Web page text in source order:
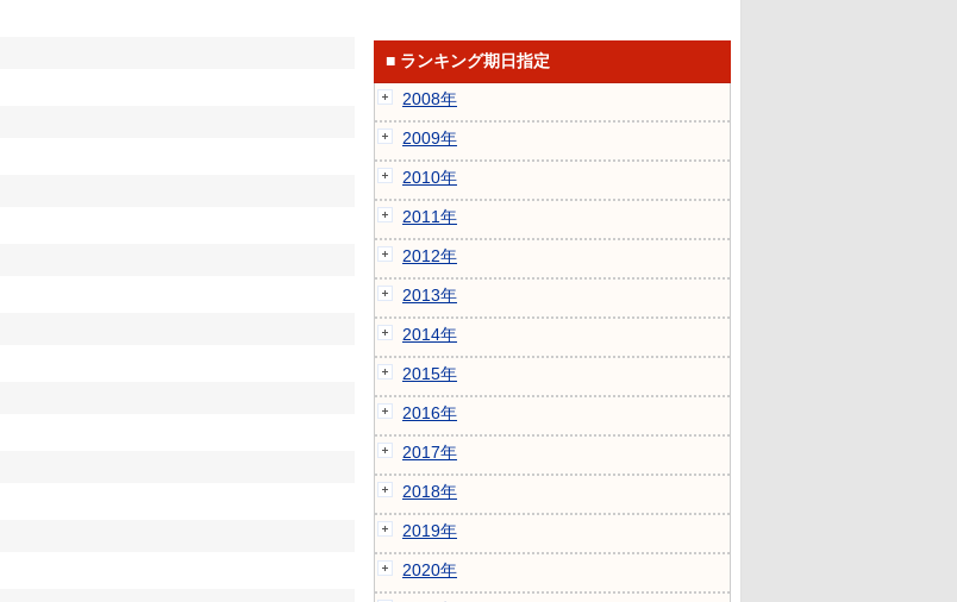
■ ランキング期日指定
2008年
2009年
2010年
2011年
2012年
2013年
2014年
2015年
2016年
2017年
2018年
2019年
2020年